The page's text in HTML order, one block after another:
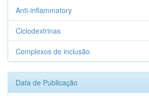
Anti-inflammatory
Ciclodextrinas
Complexos de inclusão
Data de Publicação